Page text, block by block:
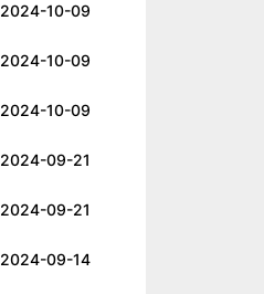
2024-10-09
2024-10-09
2024-10-09
2024-09-21
2024-09-21
2024-09-14